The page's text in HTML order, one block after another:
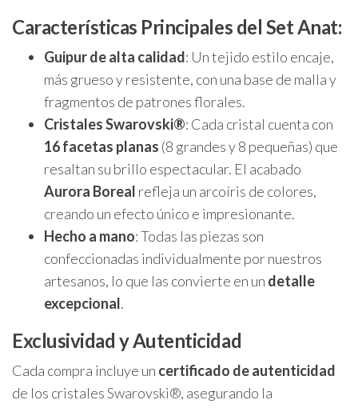
Características Principales del Set Anat:
Guipur de alta calidad: Un tejido estilo encaje,
más grueso y resistente, con una base de malla y
fragmentos de patrones florales.
Cristales Swarovski®: Cada cristal cuenta con
16 facetas planas (8 grandes y 8 pequeñas) que
resaltan su brillo espectacular. El acabado
Aurora Boreal refleja un arcoíris de colores,
creando un efecto único e impresionante.
Hecho a mano: Todas las piezas son
confeccionadas individualmente por nuestros
artesanos, lo que las convierte en un detalle
excepcional.
Exclusividad y Autenticidad
Cada compra incluye un certificado de autenticidad
de los cristales Swarovski®, asegurando la